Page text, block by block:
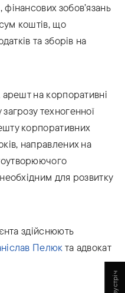
зобов’язань
коштів, що
та зборів на
на корпоративні
техногенної
корпоративних
направлених на
для розвитку
здійснюють
Пелюк та адвокат